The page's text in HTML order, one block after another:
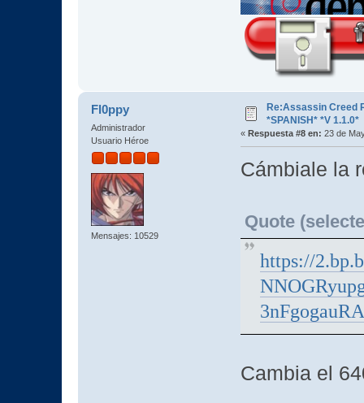
Fl0ppy
Administrador
Usuario Héroe
Mensajes: 10529
Re:Assassin Creed
*SPANISH* *V 1.1.0*
« Respuesta #8 en: 23 de
Cámbiale la
Quote
https://
Cambia el